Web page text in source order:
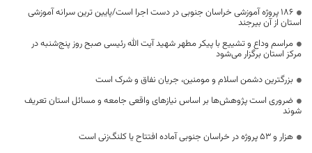
۱۸۶ پروژه آموزشی خراسان جنوبی در دست اجرا است/پایین ترین سرانه آموزشی
استان از آن بیرجند
مراسم وداع و تشییع با پیکر مطهر شهید آیت الله رئیسی صبح روز پنج‌شنبه در
مرکز استان برگزار می‌شود
بزرگترین دشمن اسلام و مومنین، جریان نفاق و شرک است
ضروری است پژوهش‌ها بر اساس نیازهای واقعی جامعه و مسائل استان تعریف
شوند
هزار و ۵۳ پروژه در خراسان جنوبی آماده افتتاح یا کلنگ‌زنی است